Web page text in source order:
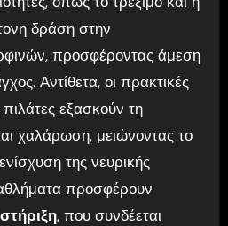
δράση στην
προσφέροντας άμεση
Αντίθετα, οι πρακτικές
εξασκούν τη
χαλάρωση, μειώνοντας το
της νευρικής
προσφέρουν
, που συνδέεται